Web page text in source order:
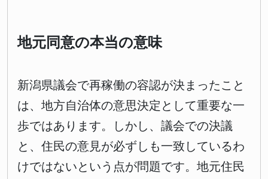
地元同意の本当の意味
新潟県議会で再稼働の容認が決まったこと
は、地方自治体の意思決定として重要な一
歩ではあります。しかし、議会での決議
と、住民の意見が必ずしも一致しているわ
けではないという点が問題です。地元住民